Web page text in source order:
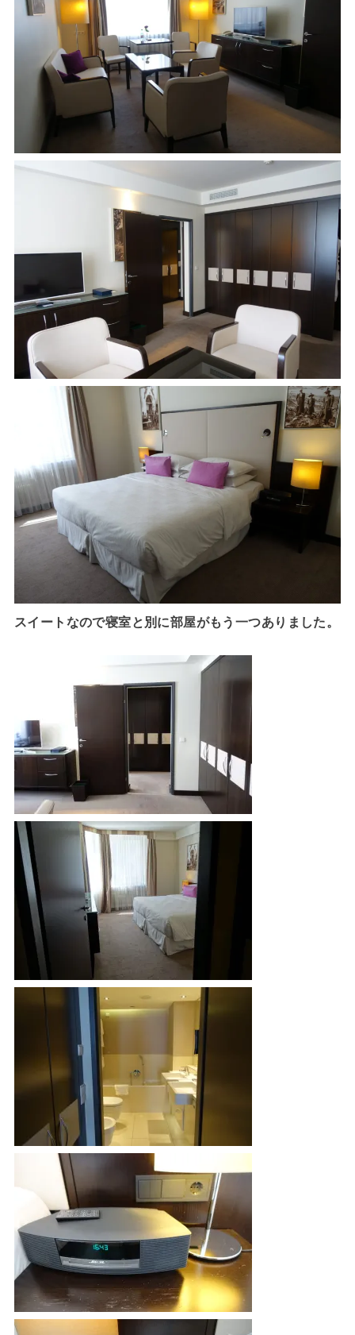
スイートなので寝室と別に部屋がもう一つありました。